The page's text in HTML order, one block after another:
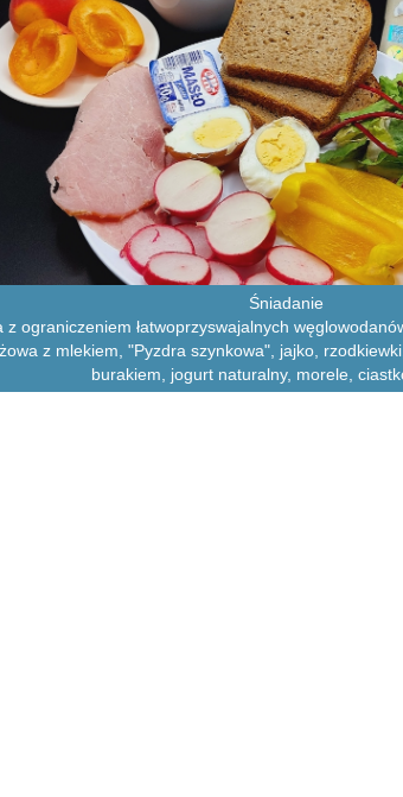
Śniadanie
z ograniczeniem łatwoprzyswajalnych
z mlekiem, "Pyzdra szynkowa", jajko,
burakiem, jogurt naturalny, morele,